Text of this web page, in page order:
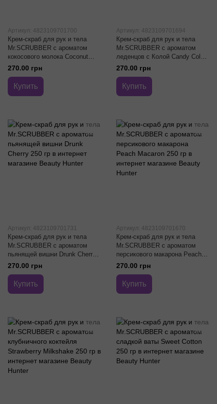
Артикул: 4823109701700
Крем-скраб для рук и тела
Mr.SCRUBBER с ароматом
кокосового молока Coconut
Milk 250 гр
270.00 грн
Купить
Артикул: 4823109701694
Крем-скраб для рук и тела
Mr.SCRUBBER с ароматом
леденцов с Колой Candy Cola
250 гр
270.00 грн
Купить
Артикул: 4823109701731
Крем-скраб для рук и тела
Mr.SCRUBBER с ароматом
пьянящей вишни Drunk Cherry
250 гр
270.00 грн
Купить
Артикул: 4823109701670
Крем-скраб для рук и тела
Mr.SCRUBBER с ароматом
персикового макарона Peach
Macaron 250 гр
270.00 грн
Купить